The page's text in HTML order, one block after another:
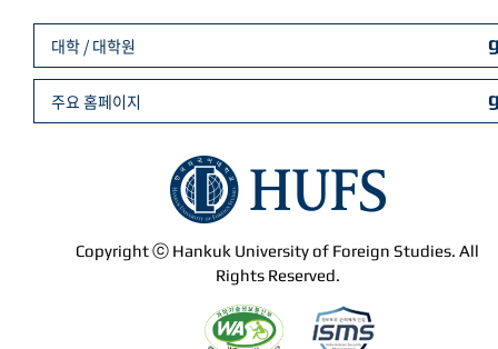
Copyright ⓒ Hankuk University of Foreign Studies. All
Rights Reserved.
대학 / 대학원
주요 홈페이지